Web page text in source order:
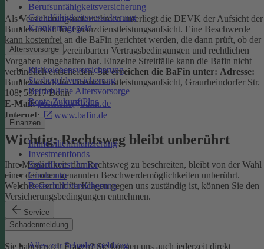
Berufsunfähigkeitsversicherung
Grundfähigkeitsversicherung
Krankentagegeld
Altersvorsorge
Risikolebensversicherung
Sterbegeldversicherung
Betriebliche Altersvorsorge
Rente ZukunftPlus
Finanzen
Immobilienfinanzierung
Investmentfonds
SmartInvest Junior
Girokonto
Restschuldversicherung
Service
Schadenmeldung
Alles zur Schadenmeldung
Als Versicherungsunternehmen unterliegt die DEVK der Aufsicht der
Bundesanstalt für Finanzdienstleistungsaufsicht. Eine Beschwerde
kann kostenfrei an die BaFin gerichtet werden, die dann prüft, ob der
Versicherer die vereinbarten Vertragsbedingungen und rechtlichen
Vorgaben eingehalten hat. Einzelne Streitfälle kann die Bafin nicht
verbindlich entscheiden.Sie erreichen die BaFin unter: Adresse:
Bundesanstalt für Finanzdienstleistungsaufsicht, Graurheindorfer Str.
108, 53117 Bonn
E-Mail: poststelle@bafin.de
Internet:
www.bafin.de
Wichtig: Rechtsweg bleibt unberührt
Ihre Möglichkeit, den Rechtsweg zu beschreiten, bleibt von der Wahl
einer der oben genannten Beschwerdemöglichkeiten unberührt.
Welches Gericht für Klagen gegen uns zuständig ist, können Sie den
Versicherungsbedingungen entnehmen.
Kontakt
Sie haben noch Fragen? Sie können uns auch jederzeit direkt